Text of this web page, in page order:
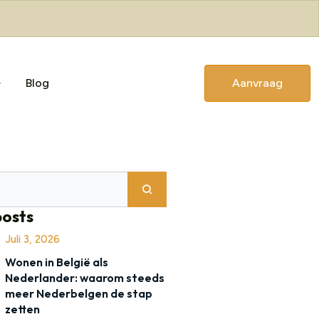
Blog Aanvraag
Juli 3, 2026
Wonen in België als
Nederlander: waarom steeds
meer Nederbelgen de stap
zetten